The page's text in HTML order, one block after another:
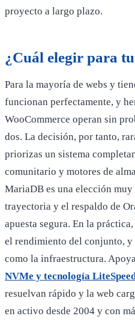
proyecto a largo plazo.
¿Cuál elegir para
Para la mayoría de webs y
funcionan perfectamente, y
WooCommerce operan sin
dos. La decisión, por tanto,
priorizas un sistema
comunitario y motores de
MariaDB es una elección
trayectoria y el respaldo de
apuesta segura. En la
el rendimiento del conjunto, y
como la infraestructura.
NVMe y tecnología
resuelvan rápido y la web
en activo desde 2004 y con